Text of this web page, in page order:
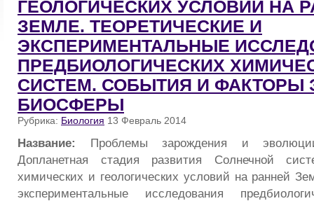
ГЕОЛОГИЧЕСКИХ УСЛОВИЙ НА
ЗЕМЛЕ. ТЕОРЕТИЧЕСКИЕ И
ЭКСПЕРИМЕНТАЛЬНЫЕ
ПРЕДБИОЛОГИЧЕСКИХ
СИСТЕМ. СОБЫТИЯ И ФАКТОРЫ
БИОСФЕРЫ
Рубрика: Биология 13 Февраль 2014
Название: Проблемы зарождения и
Допланетная стадия развития Солнечной
химических и геологических условий на ранней
экспериментальные исследования